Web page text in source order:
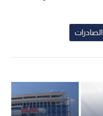
الصادرات